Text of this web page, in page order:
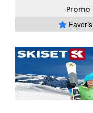
Promo
Favoris